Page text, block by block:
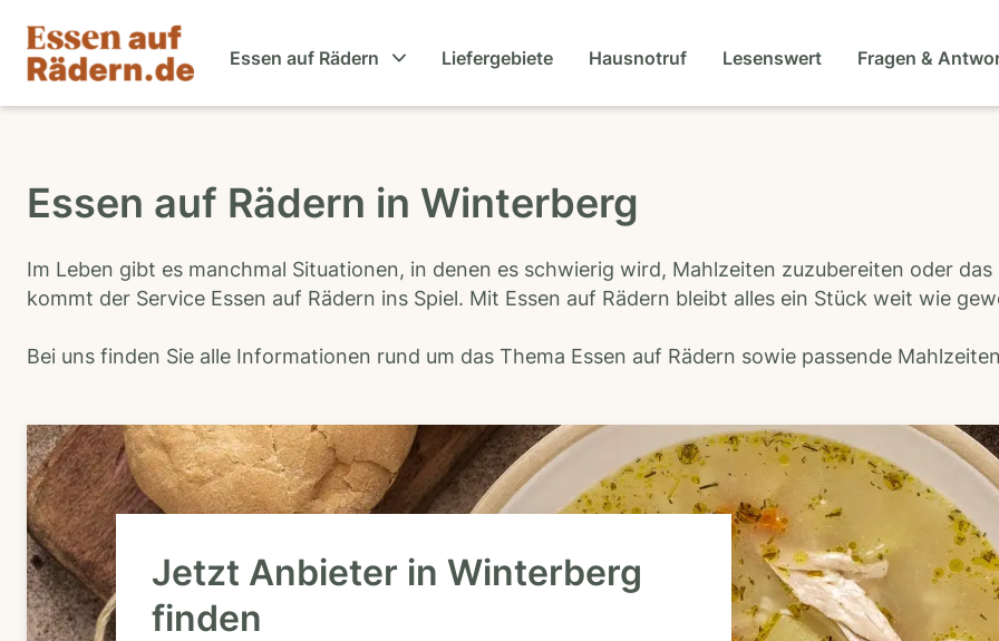
Essen auf Rädern Liefergebiete Hausnotruf Lesenswert Fragen &
Essen auf Rädern in Winterberg
Im Leben gibt es manchmal Situationen, in denen es schwierig wird, Mahlzeiten zuzubereiten oder
kommt der Service Essen auf Rädern ins Spiel. Mit Essen auf Rädern bleibt alles ein Stück weit wie
Bei uns finden Sie alle Informationen rund um das Thema Essen auf Rädern sowie passende
Jetzt Anbieter in Winterberg
finden